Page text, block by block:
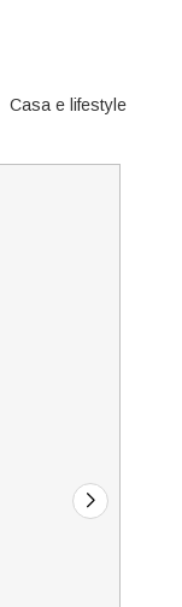
Casa e lifestyle